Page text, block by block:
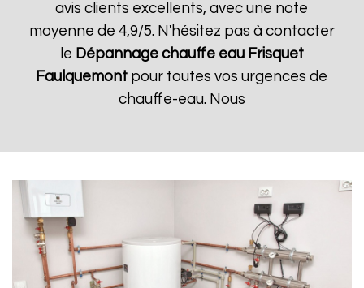
avis clients excellents, avec une note
moyenne de 4,9/5. N'hésitez pas à contacter
le Dépannage chauffe eau Frisquet
Faulquemont pour toutes vos urgences de
chauffe-eau. Nous